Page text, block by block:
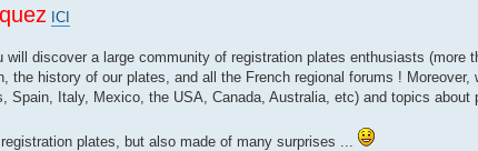
ICI
discover a large community of registration plates enthusiasts (more
the history of our plates, and all the French regional forums !
Spain, Italy, Mexico, the USA, Canada, Australia, etc) and topics about
plates, but also made of many surprises ...